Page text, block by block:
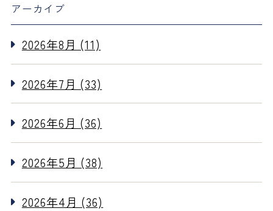
アーカイブ
2026年8月 (11)
2026年7月 (33)
2026年6月 (36)
2026年5月 (38)
2026年4月 (36)